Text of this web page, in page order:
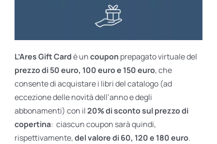
L’Ares Gift Cardè uncoupon prepagato virtuale del
prezzo di 50 euro, 100 euro e 150 euro, che
consente di acquistare i libri del catalogo (ad
eccezione delle novità dell’anno e degli
abbonamenti) con il20% di sconto sul prezzo di
copertina: ciascun coupon sarà quindi,
rispettivamente,del valore di 60, 120 e 180 euro.